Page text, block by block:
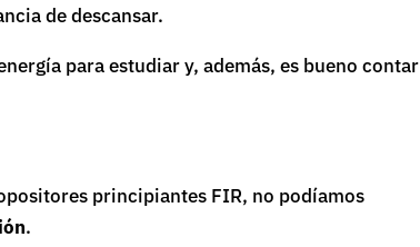
de descansar.
para estudiar y, además, es bueno contar
principiantes FIR, no podíamos
.